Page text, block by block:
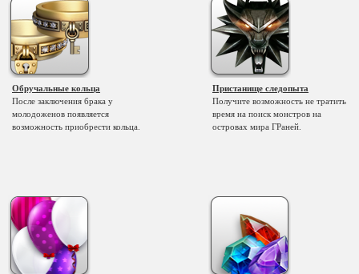
Обручальные кольца
После заключения брака у
молодоженов появляется
возможность приобрести кольца.
Пристанище следопыта
Получите возможность не тратить
время на поиск монстров на
островах мира ГРаней.